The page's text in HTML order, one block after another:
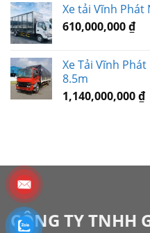
Xe tải Vĩnh Phát
610,000,000₫
Xe Tải Vĩnh
8.5m
1,140,000,000₫
CÔNG TY TNHH